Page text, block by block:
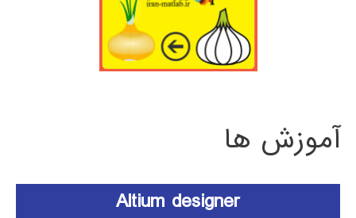
آموزش ها
Altium designer